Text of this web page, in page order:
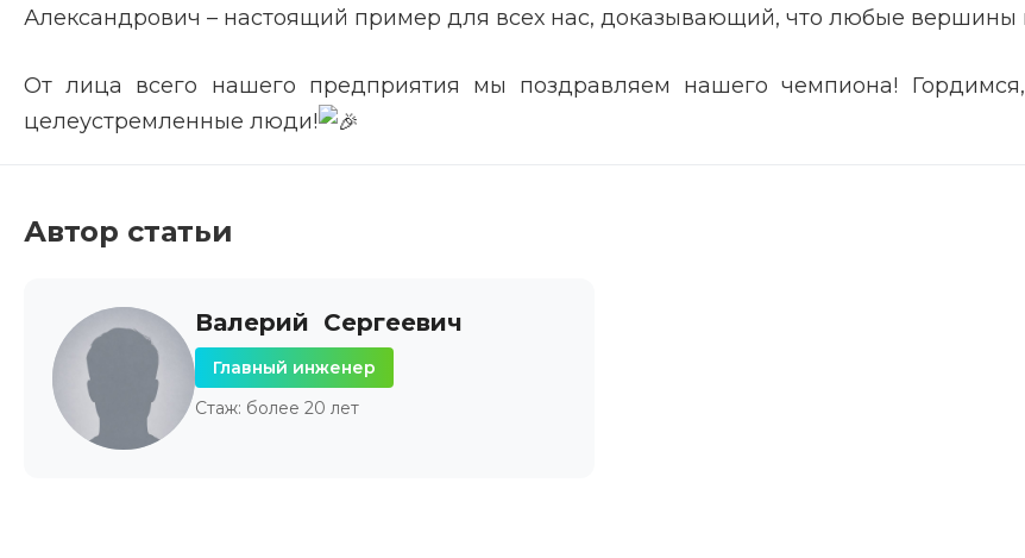
Александрович – настоящий пример для всех нас, доказывающий, что любые вершины
От лица всего нашего предприятия мы поздравляем нашего чемпиона!
целеустремленные люди!
Автор статьи
Валерий Сергеевич
Главный инженер
Стаж: более 20 лет